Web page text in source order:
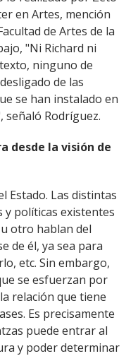
en Artes, mención
de Artes de la
"Ni Richard ni
ninguno de
de las
se han instalado en
señaló Rodríguez.
desde la visión de
Estado. Las distintas
y políticas existentes
otro hablan del
de él, ya sea para
etc. Sin embargo,
se esfuerzan por
relación que tiene
Es precisamente
puede entrar al
y poder determinar